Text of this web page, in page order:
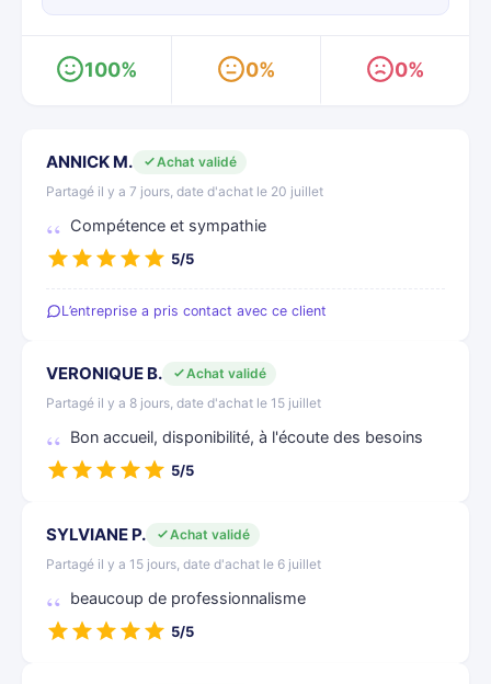
100% 0% 0%
ANNICK M.
Achat validé
Partagé il y a 7 jours, date d'achat le 20 juillet
Compétence et sympathie
5/5
L’entreprise a pris contact avec ce client
VERONIQUE B.
Achat validé
Partagé il y a 8 jours, date d'achat le 15 juillet
Bon accueil, disponibilité, à l'écoute des besoins
5/5
SYLVIANE P.
Achat validé
Partagé il y a 15 jours, date d'achat le 6 juillet
beaucoup de professionnalisme
5/5